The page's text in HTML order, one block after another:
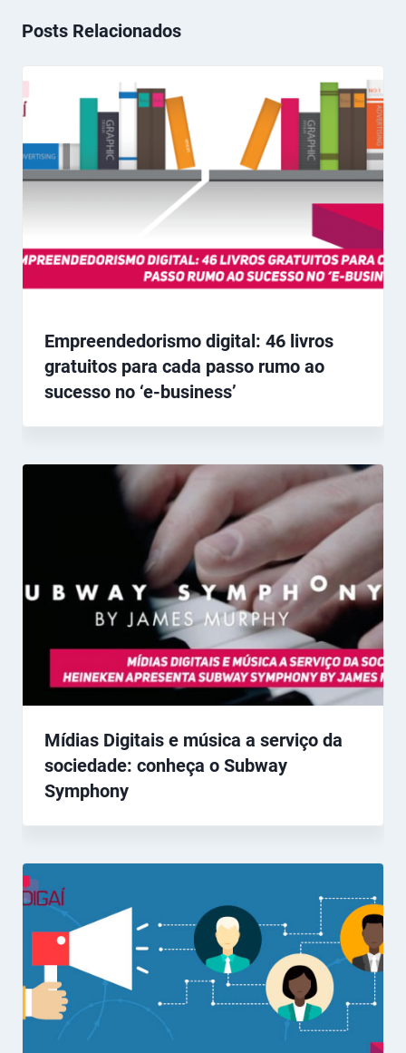
Posts Relacionados
Empreendedorismo digital: 46 livros
gratuitos para cada passo rumo ao
sucesso no ‘e-business’
Mídias Digitais e música a serviço da
sociedade: conheça o Subway
Symphony